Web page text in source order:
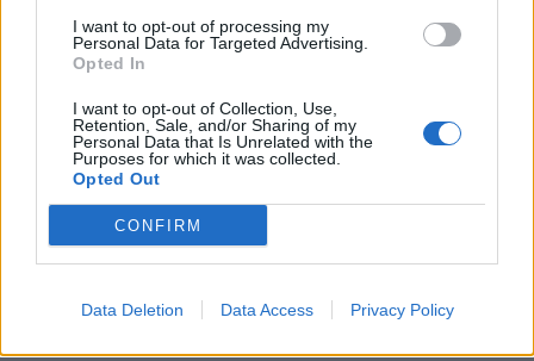
I want to opt-out of processing my
Personal Data for Targeted Advertising.
Opted In
I want to opt-out of Collection, Use,
Retention, Sale, and/or Sharing of my
Personal Data that Is Unrelated with the
Purposes for which it was collected.
Opted Out
CONFIRM
Data Deletion Data Access Privacy Policy